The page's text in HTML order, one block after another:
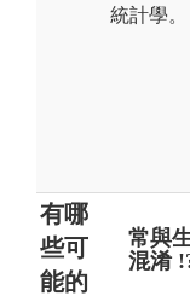
統計學。
有哪
些可
能的
常與
混淆